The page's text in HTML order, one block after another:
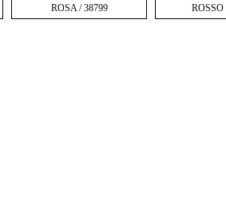
ROSA / 38799 ROSSO